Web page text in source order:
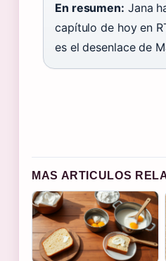
En resumen: Jana
capítulo de hoy en
es el desenlace de
MAS ARTICULOS